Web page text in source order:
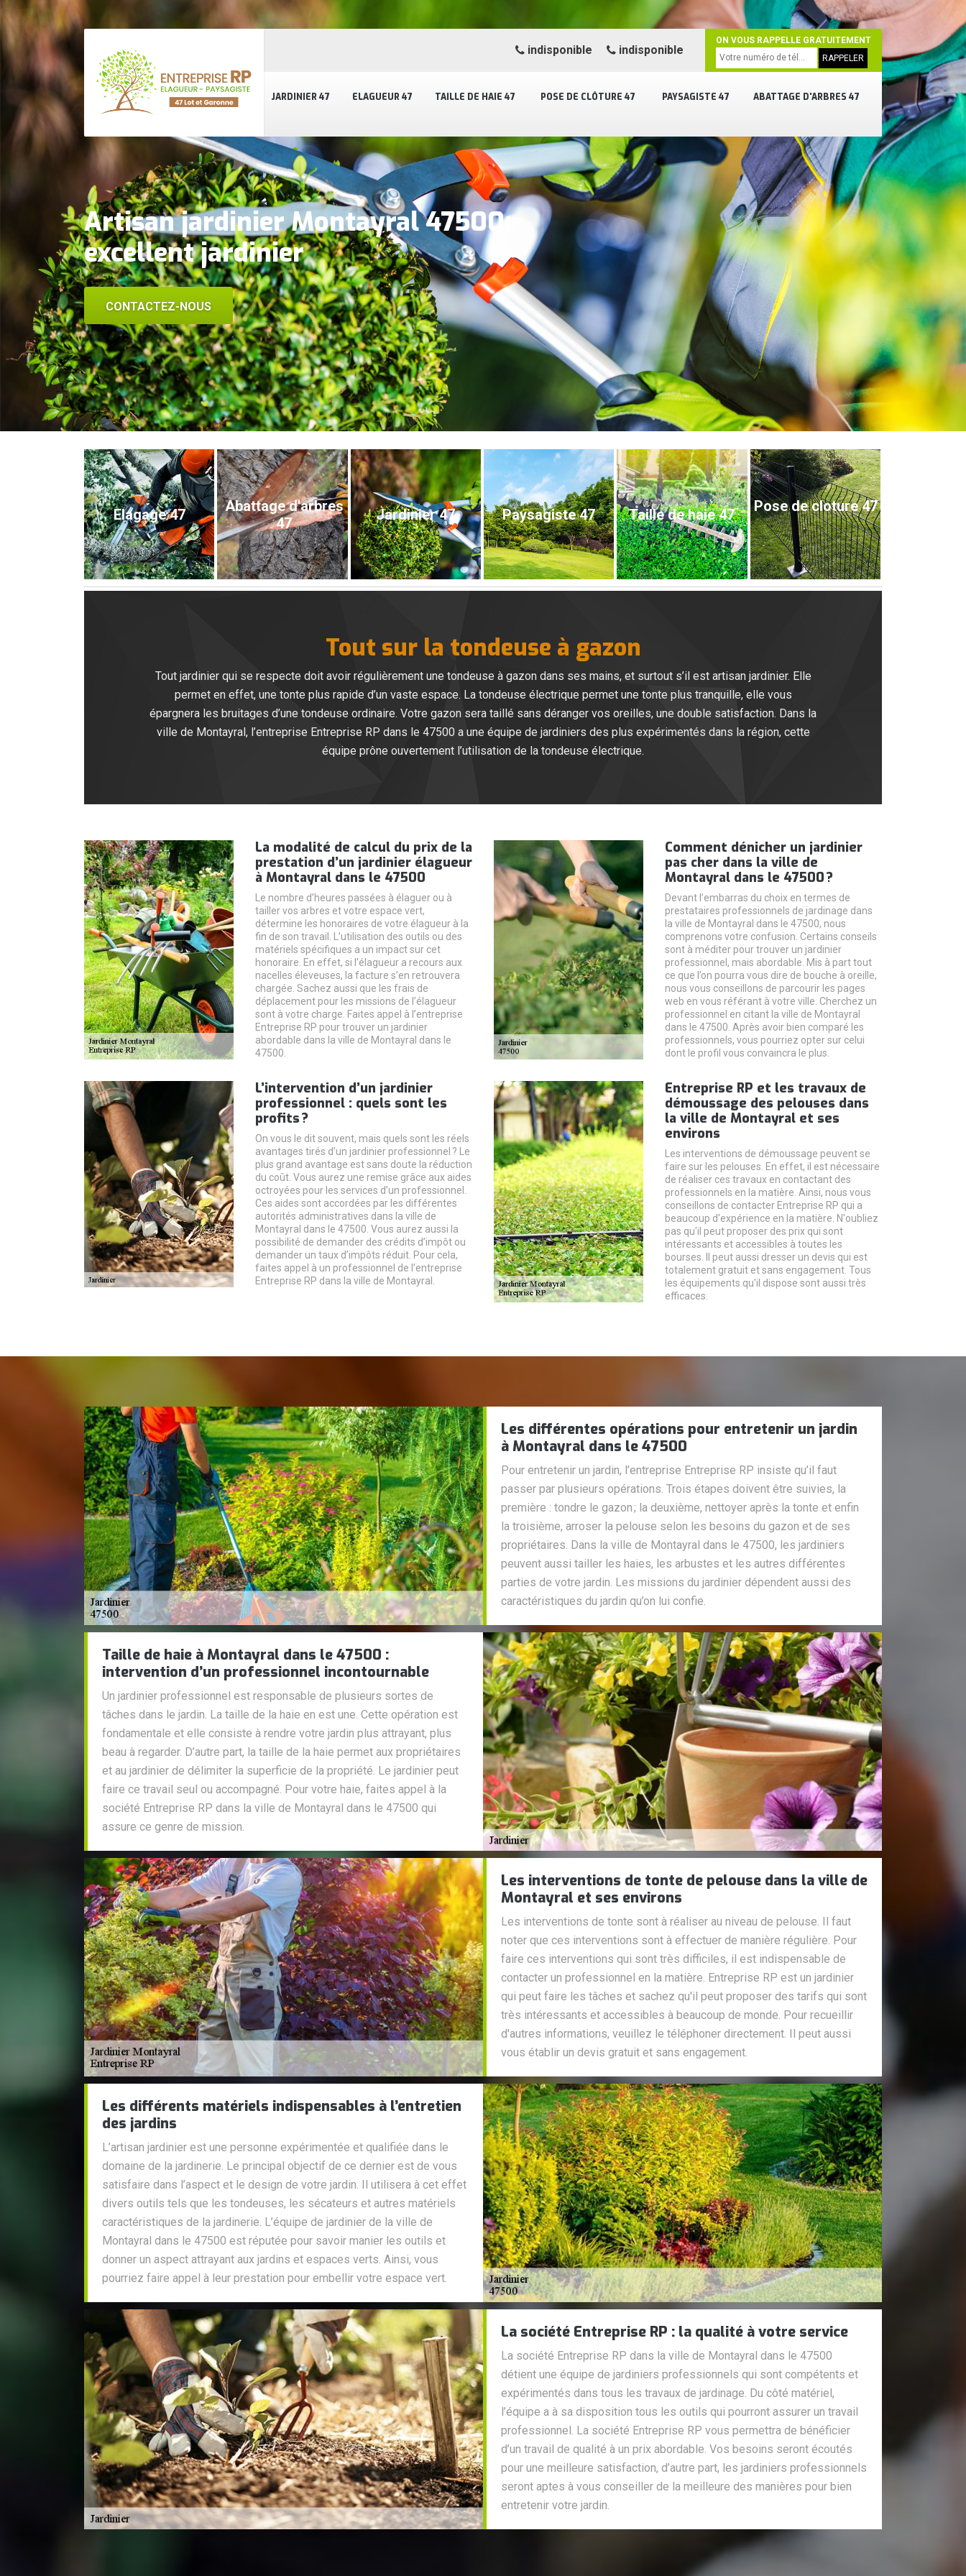
JARDINIER 47 ELAGUEUR 47 TAILLE DE HAIE 47 POSE DE CLÔTURE 47 PAYSAGISTE 47 ABATTAGE D'ARBRES 47
indisponible indisponible
ON VOUS RAPPELLE GRATUITEMENT
Artisan jardinier Montayral 47500:
excellent jardinier
CONTACTEZ-NOUS
Elagage 47
Abattage d'arbres
47
Jardinier 47 Paysagiste 47 Taille de haie 47 Pose de cloture 47
Tout sur la tondeuse à gazon
Tout jardinier qui se respecte doit avoir régulièrement une tondeuse à gazon dans ses mains, et surtout s’il est artisan jardinier. Elle
permet en effet, une tonte plus rapide d’un vaste espace. La tondeuse électrique permet une tonte plus tranquille, elle vous
épargnera les bruitages d’une tondeuse ordinaire. Votre gazon sera taillé sans déranger vos oreilles, une double satisfaction. Dans la
ville de Montayral, l’entreprise Entreprise RP dans le 47500 a une équipe de jardiniers des plus expérimentés dans la région, cette
équipe prône ouvertement l’utilisation de la tondeuse électrique.
La modalité de calcul du prix de la
prestation d’un jardinier élagueur
à Montayral dans le 47500
Le nombre d’heures passées à élaguer ou à
tailler vos arbres et votre espace vert,
détermine les honoraires de votre élagueur à la
fin de son travail. L’utilisation des outils ou des
matériels spécifiques a un impact sur cet
honoraire. En effet, si l’élagueur a recours aux
nacelles éleveuses, la facture s’en retrouvera
chargée. Sachez aussi que les frais de
déplacement pour les missions de l’élagueur
sont à votre charge. Faites appel à l’entreprise
Entreprise RP pour trouver un jardinier
abordable dans la ville de Montayral dans le
47500.
Comment dénicher un jardinier
pas cher dans la ville de
Montayral dans le 47500 ?
Devant l’embarras du choix en termes de
prestataires professionnels de jardinage dans
la ville de Montayral dans le 47500, nous
comprenons votre confusion. Certains conseils
sont à méditer pour trouver un jardinier
professionnel, mais abordable. Mis à part tout
ce que l’on pourra vous dire de bouche à oreille,
nous vous conseillons de parcourir les pages
web en vous référant à votre ville. Cherchez un
professionnel en citant la ville de Montayral
dans le 47500. Après avoir bien comparé les
professionnels, vous pourriez opter sur celui
dont le profil vous convaincra le plus.
L’intervention d’un jardinier
professionnel : quels sont les
profits ?
On vous le dit souvent, mais quels sont les réels
avantages tirés d’un jardinier professionnel ? Le
plus grand avantage est sans doute la réduction
du coût. Vous aurez une remise grâce aux aides
octroyées pour les services d’un professionnel.
Ces aides sont accordées par les différentes
autorités administratives dans la ville de
Montayral dans le 47500. Vous aurez aussi la
possibilité de demander des crédits d’impôt ou
demander un taux d’impôts réduit. Pour cela,
faites appel à un professionnel de l’entreprise
Entreprise RP dans la ville de Montayral.
Entreprise RP et les travaux de
démoussage des pelouses dans
la ville de Montayral et ses
environs
Les interventions de démoussage peuvent se
faire sur les pelouses. En effet, il est nécessaire
de réaliser ces travaux en contactant des
professionnels en la matière. Ainsi, nous vous
conseillons de contacter Entreprise RP qui a
beaucoup d'expérience en la matière. N'oubliez
pas qu'il peut proposer des prix qui sont
intéressants et accessibles à toutes les
bourses. Il peut aussi dresser un devis qui est
totalement gratuit et sans engagement. Tous
les équipements qu'il dispose sont aussi très
efficaces.
Les différentes opérations pour entretenir un jardin
à Montayral dans le 47500
Pour entretenir un jardin, l’entreprise Entreprise RP insiste qu’il faut
passer par plusieurs opérations. Trois étapes doivent être suivies, la
première : tondre le gazon ; la deuxième, nettoyer après la tonte et enfin
la troisième, arroser la pelouse selon les besoins du gazon et de ses
propriétaires. Dans la ville de Montayral dans le 47500, les jardiniers
peuvent aussi tailler les haies, les arbustes et les autres différentes
parties de votre jardin. Les missions du jardinier dépendent aussi des
caractéristiques du jardin qu’on lui confie.
Taille de haie à Montayral dans le 47500 :
intervention d’un professionnel incontournable
Un jardinier professionnel est responsable de plusieurs sortes de
tâches dans le jardin. La taille de la haie en est une. Cette opération est
fondamentale et elle consiste à rendre votre jardin plus attrayant, plus
beau à regarder. D’autre part, la taille de la haie permet aux propriétaires
et au jardinier de délimiter la superficie de la propriété. Le jardinier peut
faire ce travail seul ou accompagné. Pour votre haie, faites appel à la
société Entreprise RP dans la ville de Montayral dans le 47500 qui
assure ce genre de mission.
Les interventions de tonte de pelouse dans la ville de
Montayral et ses environs
Les interventions de tonte sont à réaliser au niveau de pelouse. Il faut
noter que ces interventions sont à effectuer de manière régulière. Pour
faire ces interventions qui sont très difficiles, il est indispensable de
contacter un professionnel en la matière. Entreprise RP est un jardinier
qui peut faire les tâches et sachez qu'il peut proposer des tarifs qui sont
très intéressants et accessibles à beaucoup de monde. Pour recueillir
d'autres informations, veuillez le téléphoner directement. Il peut aussi
vous établir un devis gratuit et sans engagement.
Les différents matériels indispensables à l’entretien
des jardins
L’artisan jardinier est une personne expérimentée et qualifiée dans le
domaine de la jardinerie. Le principal objectif de ce dernier est de vous
satisfaire dans l’aspect et le design de votre jardin. Il utilisera à cet effet
divers outils tels que les tondeuses, les sécateurs et autres matériels
caractéristiques de la jardinerie. L’équipe de jardinier de la ville de
Montayral dans le 47500 est réputée pour savoir manier les outils et
donner un aspect attrayant aux jardins et espaces verts. Ainsi, vous
pourriez faire appel à leur prestation pour embellir votre espace vert.
La société Entreprise RP : la qualité à votre service
La société Entreprise RP dans la ville de Montayral dans le 47500
détient une équipe de jardiniers professionnels qui sont compétents et
expérimentés dans tous les travaux de jardinage. Du côté matériel,
l’équipe a à sa disposition tous les outils qui pourront assurer un travail
professionnel. La société Entreprise RP vous permettra de bénéficier
d’un travail de qualité à un prix abordable. Vos besoins seront écoutés
pour une meilleure satisfaction, d’autre part, les jardiniers professionnels
seront aptes à vous conseiller de la meilleure des manières pour bien
entretenir votre jardin.